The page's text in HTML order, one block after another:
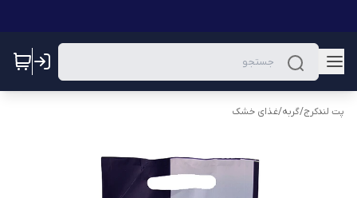
پت لندکرج/گربه/غذای خشک